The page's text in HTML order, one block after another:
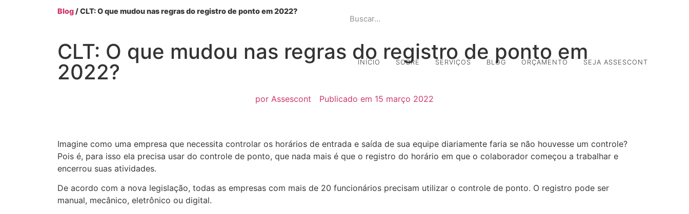
INÍCIO SOBRE SERVIÇOS BLOG ORÇAMENTO SEJA ASSESCONT
Blog / CLT: O que mudou nas regras do registro de ponto em 2022?
CLT: O que mudou nas regras do registro de ponto em
2022?
por Assescont Publicado em 15 março 2022
Imagine como uma empresa que necessita controlar os horários de entrada e saída de sua equipe diariamente faria se não houvesse um controle?
Pois é, para isso ela precisa usar do controle de ponto, que nada mais é que o registro do horário em que o colaborador começou a trabalhar e
encerrou suas atividades.
De acordo com a nova legislação, todas as empresas com mais de 20 funcionários precisam utilizar o controle de ponto. O registro pode ser
manual, mecânico, eletrônico ou digital.